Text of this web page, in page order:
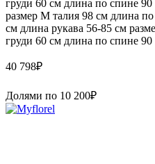
груди 60 см длина по спине
размер M талия 98 см длина
см длина рукава 56-85 см
груди 60 см длина по спине
40 798₽
Долями по 10 200₽